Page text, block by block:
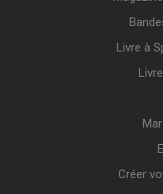
Livre à
Créer